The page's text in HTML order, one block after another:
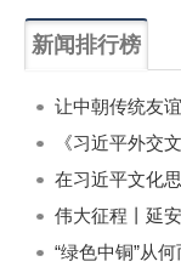
新闻排行榜
《习近平外交
“绿色中铜”从